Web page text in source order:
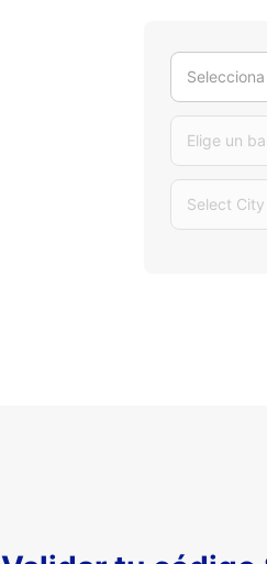
Elige un
Select City